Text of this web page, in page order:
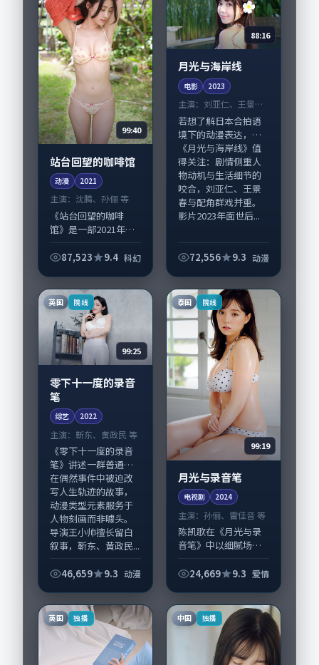
99:40
站台回望的咖啡馆
动漫 2021
主演： 沈腾、孙俪 等
《站台回望的咖啡
馆》是一部2021年前
漫，由林超贤执导，
参与重要戏份。故事
围绕当代都市中的抉...
87,523 9.4 科幻
88:16
月光与海岸线
电影 2023
主演： 刘亚仁、王景春
等
若想了解日本合拍语
境下的动漫表达，
《月光与海岸线》值
得关注：剧情侧重人
物动机与生活细节的
咬合，刘亚仁、王景
春与配角群戏并重。
影片2023年面世后...
72,556 9.3 动漫
英国 院线
99:25
零下十一度的录音
笔
综艺 2022
主演： 靳东、黄政民 等
《零下十一度的录音
笔》讲述一群普通人
在偶然事件中被迫改
写人生轨迹的故事，
动漫类型元素服务于
人物刻画而非噱头。
导演王小帅擅长留白
叙事，靳东、黄政民...
46,659 9.3 动漫
泰国 院线
99:19
月光与录音笔
电视剧 2024
主演：孙俪、雷佳音 等
陈凯歌在《月光与录
音笔》中以细腻场面
孙俪、雷佳音领衔的
国完成制作协同，
2024-07-10...
24,669 9.3 爱情
英国 独播 中国 独播